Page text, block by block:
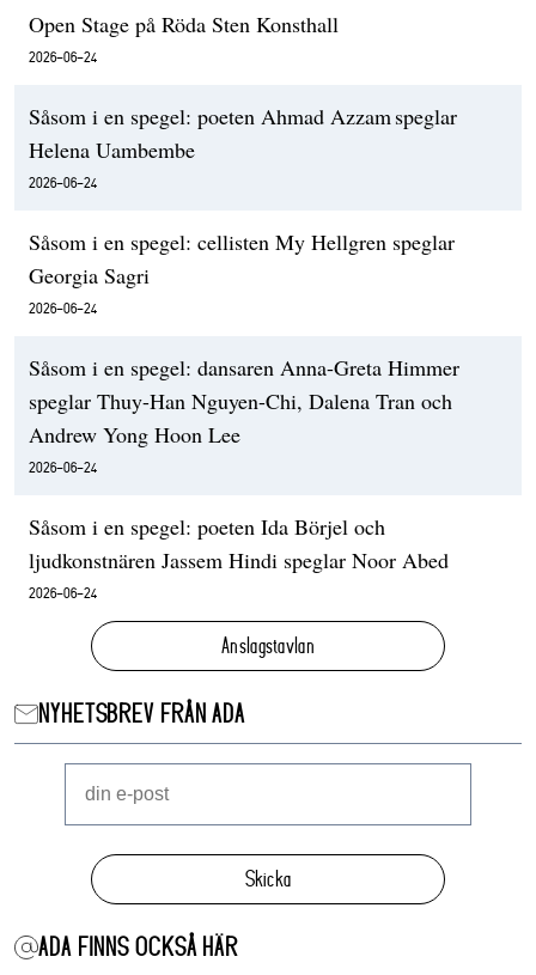
Open Stage på Röda Sten Konsthall
2026-06-24
Såsom i en spegel: poeten Ahmad Azzam speglar
Helena Uambembe
2026-06-24
Såsom i en spegel: cellisten My Hellgren speglar
Georgia Sagri
2026-06-24
Såsom i en spegel: dansaren Anna-Greta Himmer
speglar Thuy-Han Nguyen-Chi, Dalena Tran och
Andrew Yong Hoon Lee
2026-06-24
Såsom i en spegel: poeten Ida Börjel och
ljudkonstnären Jassem Hindi speglar Noor Abed
2026-06-24
Anslagstavlan
NYHETSBREV FRÅN ADA
Skicka
ADA FINNS OCKSÅ HÄR